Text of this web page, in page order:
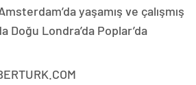
yaşamış ve çalışmış
Doğu Londra’da Poplar’da